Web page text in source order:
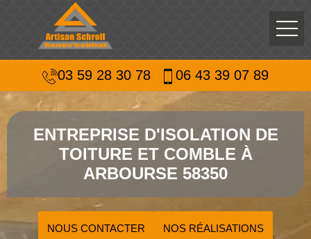
03 59 28 30 78 06 43 39 07 89
ENTREPRISE D'ISOLATION DE
TOITURE ET COMBLE À
ARBOURSE 58350
NOUS CONTACTER NOS RÉALISATIONS